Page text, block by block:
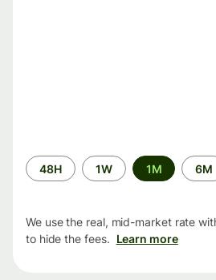
Time
period
48H 1W 1M 6M
We use the real, mid-market rate
to hide the fees. Learn more